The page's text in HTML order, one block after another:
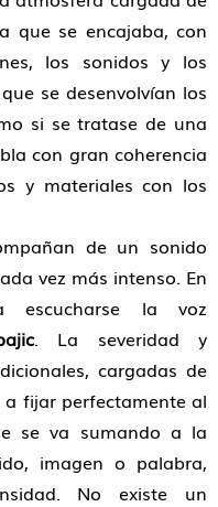
que se encajaba, con
los sonidos y los
se desenvolvían los
si se tratase de una
con gran coherencia
y materiales con los
de un sonido
vez más intenso. En
escucharse la voz
. La severidad y
cargadas de
fijar perfectamente al
se va sumando a la
imagen o palabra,
No existe un